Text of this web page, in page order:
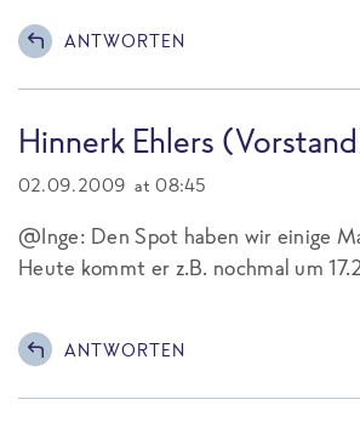
ANTWORTEN
Hinnerk Ehlers
02.09.2009 at 08:45
@Inge: Den Spot haben wir einige
Heute kommt er z.B. nochmal um
ANTWORTEN